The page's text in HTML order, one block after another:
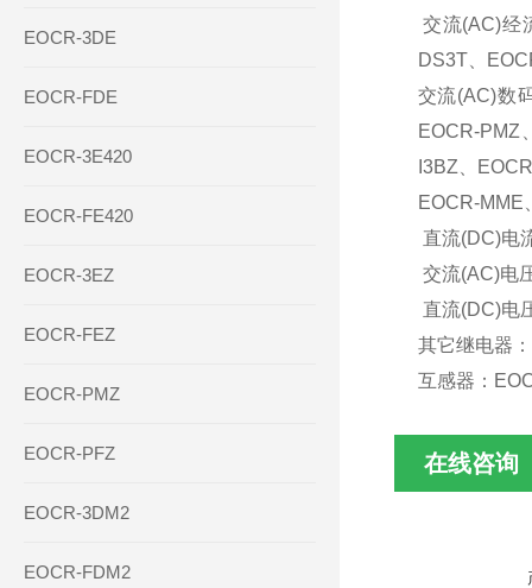
EOCR-3DE
EOCR-FDE
EOCR-3E420
EOCR-FE420
EOCR-3EZ
EOCR-FEZ
EOCR-PMZ
EOCR-PFZ
EOCR-3DM2
EOCR-FDM2
交流(AC)经
DS3T、
交流(AC)数
EOCR-PMZ
I3BZ、
EOCR-
直流(DC)电
交流(AC)
直流(DC)电
其它继电器
互感器：
在线咨询